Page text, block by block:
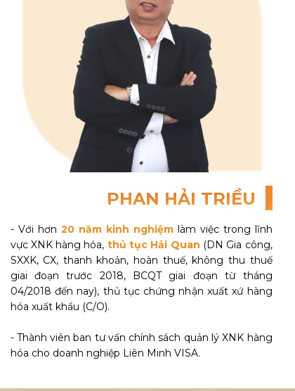
PHAN HẢI TRIỀU
- Với hơn 20 năm kinh nghiệmlàm việc trong lĩnh
vực XNK hàng hóa, thủ tục Hải Quan (DN Gia công,
SXXK, CX, thanh khoản, hoàn thuế, không thu thuế
giai đoạn trước 2018, BCQT giai đoạn từ tháng
04/2018 đến nay), thủ tục chứng nhận xuất xứ hàng
hóa xuất khẩu (C/O).
- Thành viên ban tư vấn chính sách quản lý XNK hàng
hóa cho doanh nghiệp Liên Minh VISA.